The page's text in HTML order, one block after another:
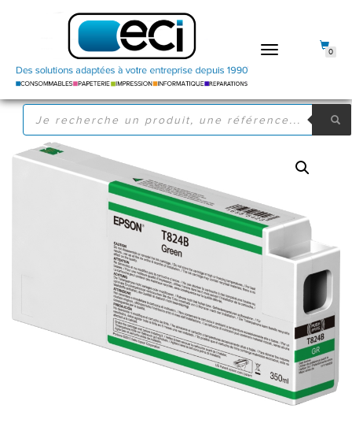
DÉPLIER
RECHERCHE
PRODUITS
0